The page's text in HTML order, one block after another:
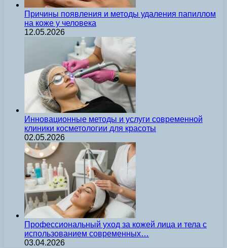
Причины появления и методы удаления папиллом
на коже у человека
12.05.2026
Инновационные методы и услуги современной
клиники косметологии для красоты
02.05.2026
Профессиональный уход за кожей лица и тела с
использованием современных…
03.04.2026